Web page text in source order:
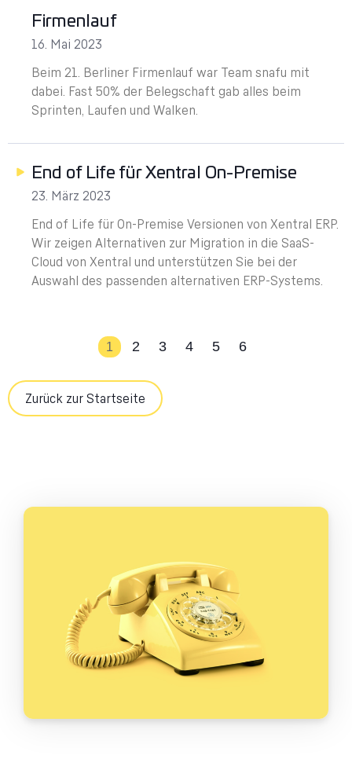
Firmenlauf
16. Mai 2023
Beim 21. Berliner Firmenlauf war Team snafu mit
dabei. Fast 50% der Belegschaft gab alles beim
Sprinten, Laufen und Walken.
End of Life für Xentral On-Premise
23. März 2023
End of Life für On-Premise Versionen von Xentral ERP.
Wir zeigen Alternativen zur Migration in die SaaS-
Cloud von Xentral und unterstützen Sie bei der
Auswahl des passenden alternativen ERP-Systems.
1 2 3 4 5 6
Zurück zur Startseite